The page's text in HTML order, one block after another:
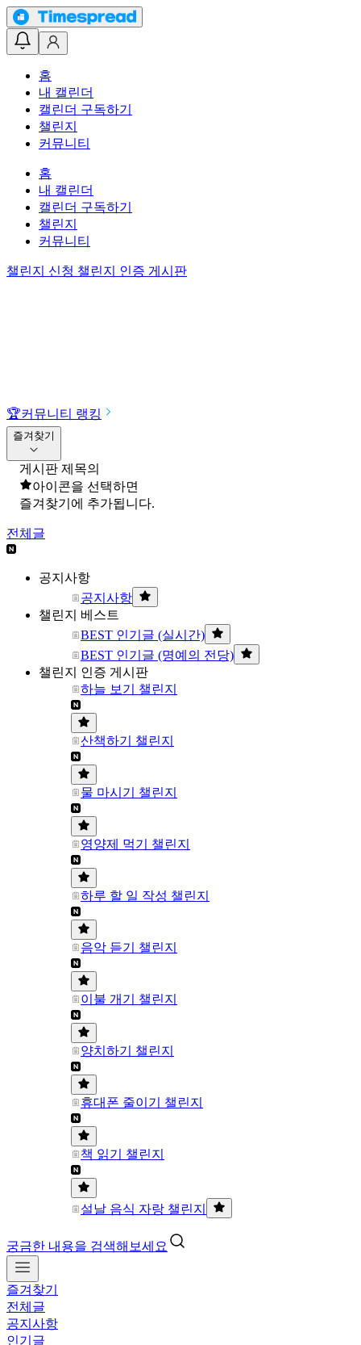
홈
내 캘린더
캘린더 구독하기
챌린지
커뮤니티
홈
내 캘린더
캘린더 구독하기
챌린지
커뮤니티
챌린지 신청 챌린지 인증 게시판
🏆커뮤니티 랭킹
즐겨찾기
게시판 제목의
아이콘을 선택하면
즐겨찾기에 추가됩니다.
전체글
공지사항
공지사항
챌린지 베스트
BEST 인기글 (실시간)
BEST 인기글 (명예의 전당)
챌린지 인증 게시판
하늘 보기 챌린지
산책하기 챌린지
물 마시기 챌린지
영양제 먹기 챌린지
하루 할 일 작성 챌린지
음악 듣기 챌린지
이불 개기 챌린지
양치하기 챌린지
휴대폰 줄이기 챌린지
책 읽기 챌린지
설날 음식 자랑 챌린지
궁금한 내용을 검색해보세요
즐겨찾기
전체글
공지사항
인기글